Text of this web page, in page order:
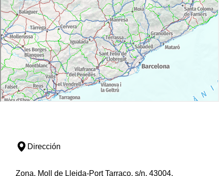
Dirección
Zona, Moll de Lleida-Port Tarraco, s/n, 43004,